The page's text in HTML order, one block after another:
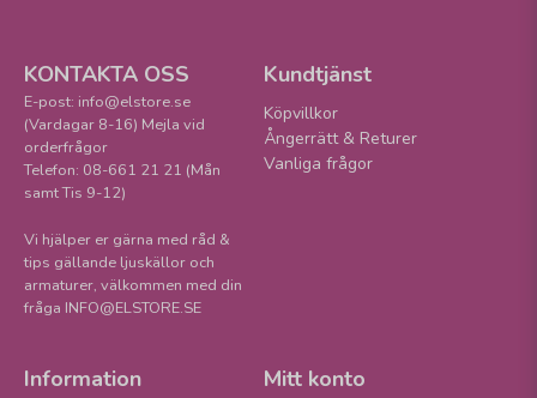
KONTAKTA OSS
E-post: info@elstore.se
(Vardagar 8-16) Mejla vid
orderfrågor
Telefon: 08-661 21 21 (Mån
samt Tis 9-12)
Vi hjälper er gärna med råd &
tips gällande ljuskällor och
armaturer, välkommen med din
fråga INFO@ELSTORE.SE
Kundtjänst
Köpvillkor
Ångerrätt & Returer
Vanliga frågor
Information Mitt konto